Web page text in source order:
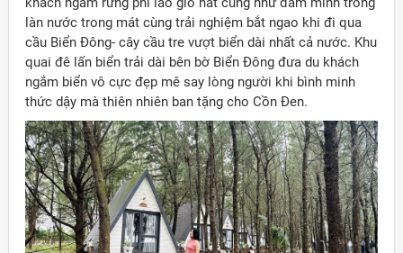
làn nước trong mát cùng trải nghiệm bắt ngao khi đi qua
cầu Biển Đông- cây cầu tre vượt biển dài nhất cả nước. Khu
quai đê lấn biển trải dài bên bờ Biển Đông đưa du khách
ngắm biển vô cực đẹp mê say lòng người khi bình minh
thức dậy mà thiên nhiên ban tặng cho Cồn Đen.